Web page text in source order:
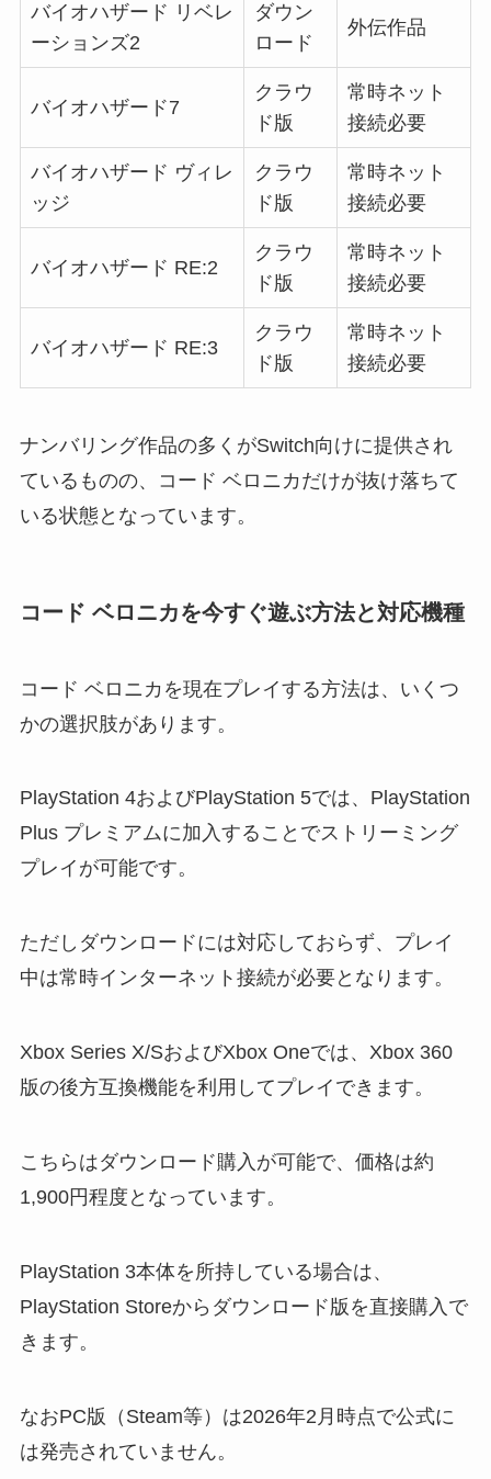
バイオハザード リベレ
ーションズ2
ダウン
ロード
外伝作品
バイオハザード7
クラウ
ド版
常時ネット
接続必要
バイオハザード ヴィレ
ッジ
クラウ
ド版
常時ネット
接続必要
バイオハザード RE:2
クラウ
ド版
常時ネット
接続必要
バイオハザード RE:3
クラウ
ド版
常時ネット
接続必要
ナンバリング作品の多くがSwitch向けに提供され
ているものの、コード ベロニカだけが抜け落ちて
いる状態となっています。
コード ベロニカを今すぐ遊ぶ方法と対応機種
コード ベロニカを現在プレイする方法は、いくつ
かの選択肢があります。
PlayStation 4およびPlayStation 5では、PlayStation
Plus プレミアムに加入することでストリーミング
プレイが可能です。
ただしダウンロードには対応しておらず、プレイ
中は常時インターネット接続が必要となります。
Xbox Series X/SおよびXbox Oneでは、Xbox 360
版の後方互換機能を利用してプレイできます。
こちらはダウンロード購入が可能で、価格は約
1,900円程度となっています。
PlayStation 3本体を所持している場合は、
PlayStation Storeからダウンロード版を直接購入で
きます。
なおPC版（Steam等）は2026年2月時点で公式に
は発売されていません。